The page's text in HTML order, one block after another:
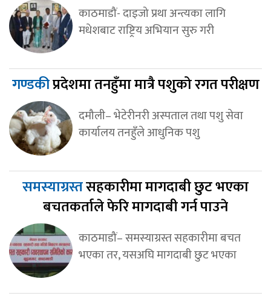
काठमाडौं- दाइजो प्रथा अन्त्यका लागि
मधेशबाट राष्ट्रिय अभियान सुरु गरी
गण्डकीप्रदेशमा तनहुँमा मात्रै पशुको रगत परीक्षण
दमौली– भेटेरीनरी अस्पताल तथा पशु सेवा
कार्यालय तनहुँले आधुनिक पशु
समस्याग्रस्तसहकारीमा मागदाबी छुट भएका
बचतकर्ताले फेरि मागदाबी गर्न पाउने
काठमाडौं– समस्याग्रस्त सहकारीमा बचत
भएका तर, यसअघि मागदाबी छुट भएका